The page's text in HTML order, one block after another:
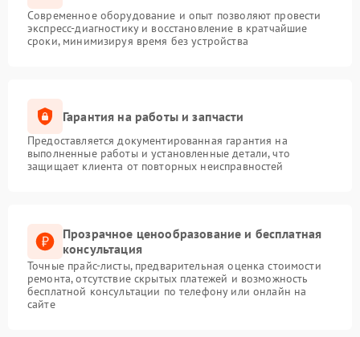
Современное оборудование и опыт позволяют провести
экспресс-диагностику и восстановление в кратчайшие
сроки, минимизируя время без устройства
Гарантия на работы и запчасти
Предоставляется документированная гарантия на
выполненные работы и установленные детали, что
защищает клиента от повторных неисправностей
Прозрачное ценообразование и бесплатная
консультация
Точные прайс-листы, предварительная оценка стоимости
ремонта, отсутствие скрытых платежей и возможность
бесплатной консультации по телефону или онлайн на
сайте